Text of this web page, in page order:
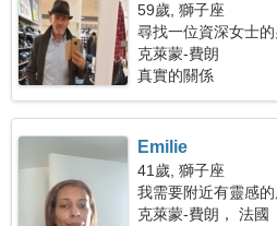
59歲, 獅子座
尋找一位資深女士的
克萊蒙-費朗
真實的關係
Emilie
41歲, 獅子座
我需要附近有靈感
克萊蒙-費朗， 法國